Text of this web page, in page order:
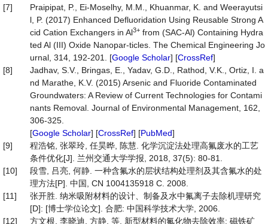
[7]
Praipipat, P., Ei-Moselhy, M.M., Khuanmar, K. and Weerayutsi
l, P. (2017) Enhanced Defluoridation Using Reusable Strong A
cid Cation Exchangers in Al3+ from (SAC-Al) Containing Hydra
ted Al (III) Oxide Nanopar-ticles. The Chemical Engineering Jo
urnal, 314, 192-201. [Google Scholar] [CrossRef]
[8]
Jadhav, S.V., Bringas, E., Yadav, G.D., Rathod, V.K., Ortiz, I. a
nd Marathe, K.V. (2015) Arsenic and Fluoride Contaminated
Groundwaters: A Review of Current Technologies for Contami
nants Removal. Journal of Environmental Management, 162,
306-325.
[Google Scholar] [CrossRef] [PubMed]
[9]
程浩铭, 张翠玲, 任昊晔, 陈慧. 化学沉淀法处理高氟废水的工艺
条件优化[J]. 兰州交通大学学报, 2018, 37(5): 80-81.
[10]
段雪, 吕亮, 何静. 一种含氟水的层状结构处理剂及其含氟水的处
理方法[P]. 中国, CN 1004135918 C. 2008.
[11]
张开胜. 纳米吸附材料的设计、制备及水中氟离子去除机理研究
[D]: [博士学位论文]. 合肥: 中国科学技术大学, 2006.
[12]
方文根, 李晓迪, 方静, 等. 新型材料的氟化物去除效率: 磁铁矿